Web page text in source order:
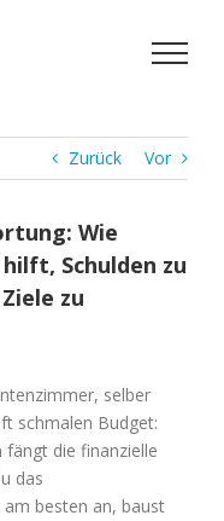
Zurück Vor
Wie
Schulden zu
zu
selber
schmalen Budget:
die finanzielle
das
besten an, baust